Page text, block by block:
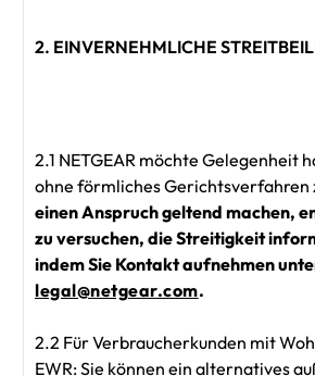
2. EINVERNEHMLICHE
2.1 NETGEAR möchte Gelegenheit
ohne förmliches Gerichtsverfahren
einen Anspruch geltend machen,
zu versuchen, die Streitigkeit
indem Sie Kontakt aufnehmen
legal@netgear.com.
2.2 Für Verbraucherkunden mit
EWR: Sie können ein alternatives